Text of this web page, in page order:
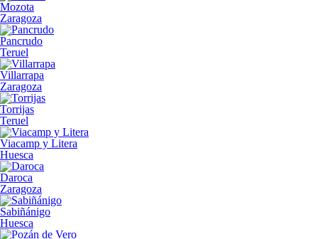
Mozota
Zaragoza
Pancrudo
Teruel
Villarrapa
Zaragoza
Torrijas
Teruel
Viacamp y Litera
Huesca
Daroca
Zaragoza
Sabiñánigo
Huesca